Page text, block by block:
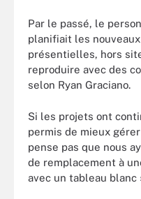
Par le passé, le
planifiait les
présentielles, hors
reproduire avec des
selon Ryan Graciano.
Si les projets ont
permis de mieux
pense pas que nous
de remplacement à
avec un tableau blanc